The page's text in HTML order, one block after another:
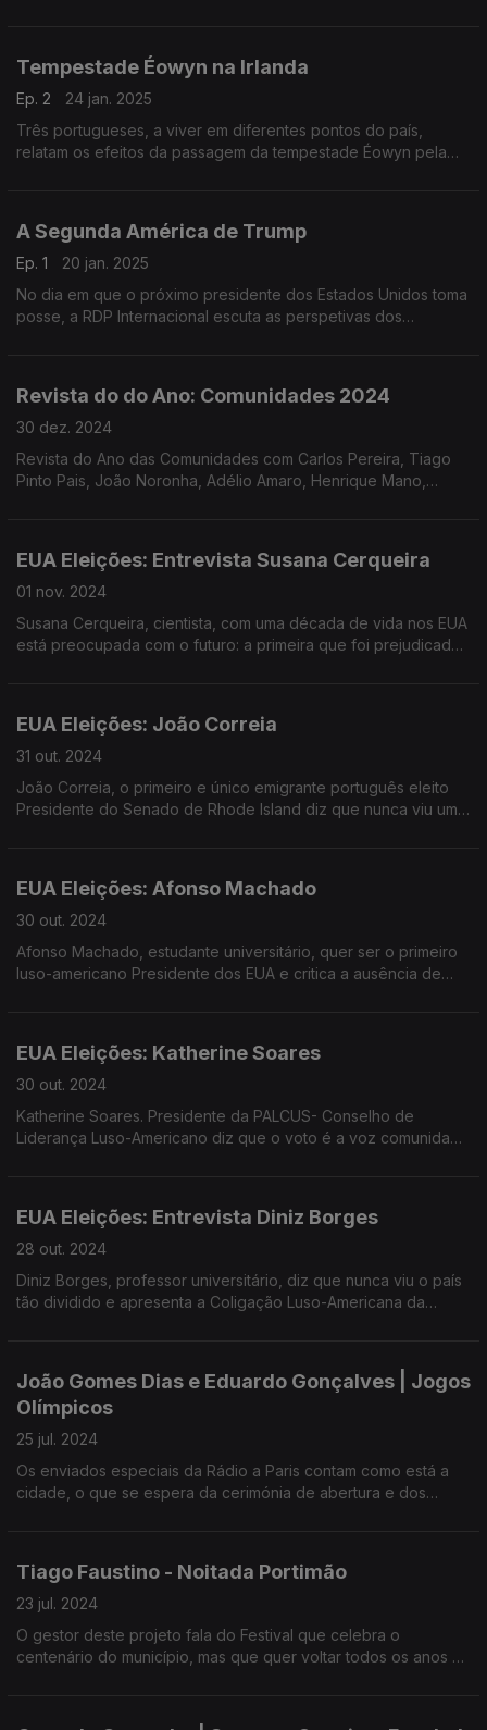
Tempestade Éowyn na Irlanda
Ep. 2
24 jan. 2025
Três portugueses, a viver em diferentes pontos do país,
relatam os efeitos da passagem da tempestade Éowyn pela
A Segunda América de Trump
Ep. 1
20 jan. 2025
No dia em que o próximo presidente dos Estados Unidos toma
posse, a RDP Internacional escuta as perspetivas dos
Revista do do Ano: Comunidades 2024
30 dez. 2024
Revista do Ano das Comunidades com Carlos Pereira, Tiago
Pinto Pais, João Noronha, Adélio Amaro, Henrique Mano,
EUA Eleições: Entrevista Susana Cerqueira
01 nov. 2024
Susana Cerqueira, cientista, com uma década de vida nos EUA
está preocupada com o futuro: a primeira que foi prejudicada
EUA Eleições: João Correia
31 out. 2024
João Correia, o primeiro e único emigrante português eleito
Presidente do Senado de Rhode Island diz que nunca viu uma
EUA Eleições: Afonso Machado
30 out. 2024
Afonso Machado, estudante universitário, quer ser o primeiro
luso-americano Presidente dos EUA e critica a ausência de
EUA Eleições: Katherine Soares
30 out. 2024
Katherine Soares. Presidente da PALCUS- Conselho de
Liderança Luso-Americano diz que o voto é a voz comunidade
EUA Eleições: Entrevista Diniz Borges
28 out. 2024
Diniz Borges, professor universitário, diz que nunca viu o país
tão dividido e apresenta a Coligação Luso-Americana da
João Gomes Dias e Eduardo Gonçalves | Jogos
Olímpicos
25 jul. 2024
Os enviados especiais da Rádio a Paris contam como está a
cidade, o que se espera da cerimónia de abertura e dos
Tiago Faustino - Noitada Portimão
23 jul. 2024
O gestor deste projeto fala do Festival que celebra o
centenário do município, mas que quer voltar todos os anos a